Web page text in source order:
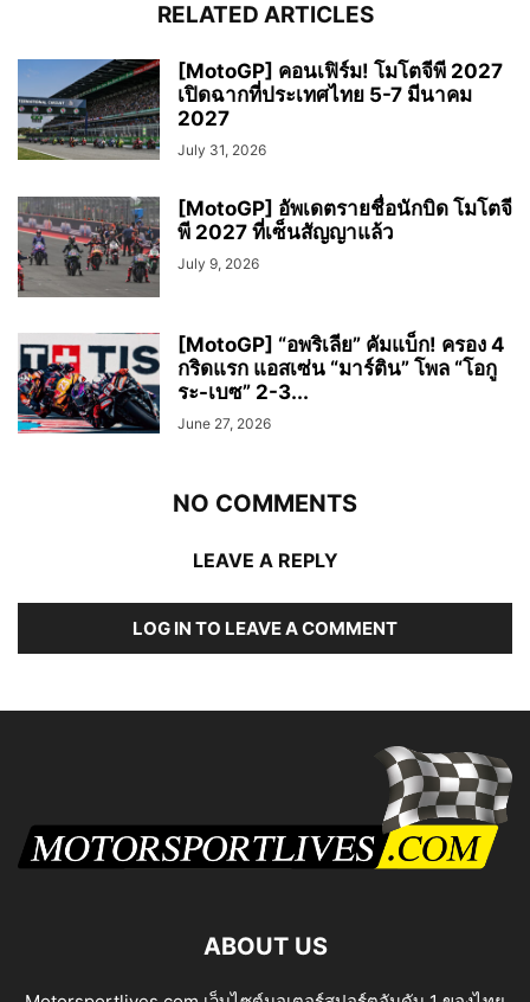
RELATED ARTICLES
[MotoGP] คอนเฟิร์ม! โมโตจีพี 2027
เปิดฉากที่ประเทศไทย 5-7 มีนาคม
2027
July 31, 2026
[MotoGP] อัพเดตรายชื่อนักบิด โมโตจี
พี 2027 ที่เซ็นสัญญาแล้ว
July 9, 2026
[MotoGP] “อพริเลีย” คัมแบ็ก! ครอง 4
กริดแรก แอสเซ่น “มาร์ติน” โพล “โอกู
ระ-เบซ” 2-3...
June 27, 2026
NO COMMENTS
LEAVE A REPLY
LOG IN TO LEAVE A COMMENT
ABOUT US